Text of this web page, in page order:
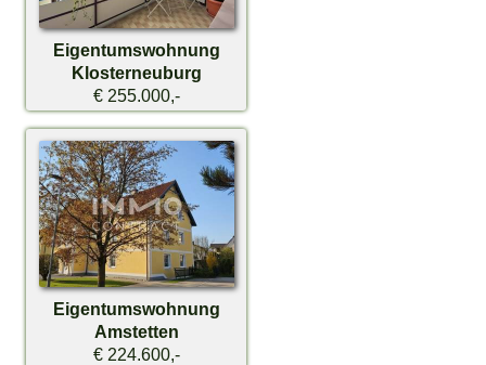
Eigentumswohnung
Klosterneuburg
€ 255.000,-
Eigentumswohnung
Amstetten
€ 224.600,-